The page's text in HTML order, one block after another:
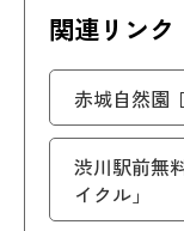
関連リンク
赤城自然園
渋川駅前無
イクル」